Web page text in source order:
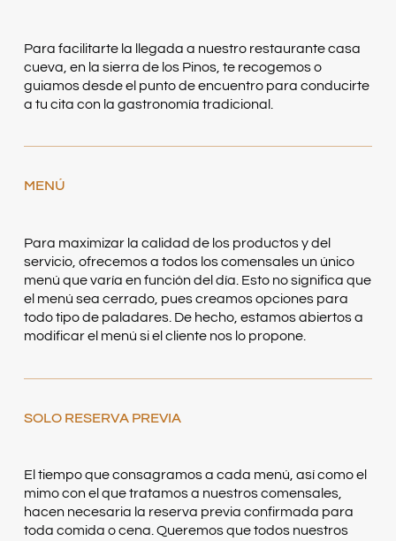
Para facilitarte la llegada a nuestro restaurante casa
cueva, en la sierra de los Pinos, te recogemos o
guiamos desde el punto de encuentro para conducirte
a tu cita con la gastronomía tradicional.
MENÚ
Para maximizar la calidad de los productos y del
servicio, ofrecemos a todos los comensales un único
menú que varía en función del día. Esto no significa que
el menú sea cerrado, pues creamos opciones para
todo tipo de paladares. De hecho, estamos abiertos a
modificar el menú si el cliente nos lo propone.
SOLO RESERVA PREVIA
El tiempo que consagramos a cada menú, así como el
mimo con el que tratamos a nuestros comensales,
hacen necesaria la reserva previa confirmada para
toda comida o cena. Queremos que todos nuestros